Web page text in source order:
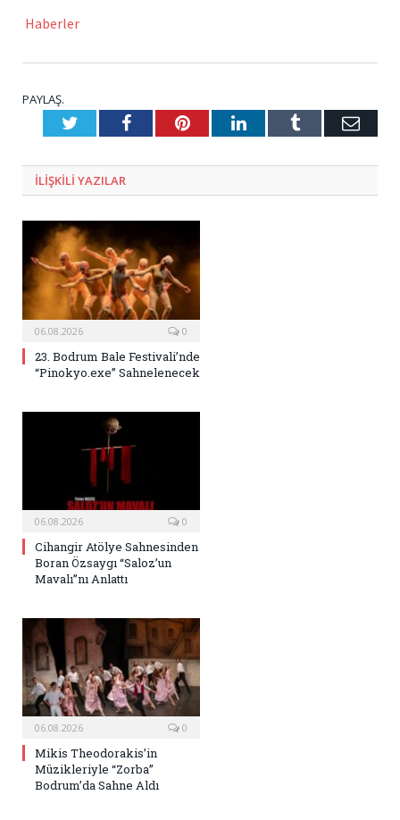
Haberler
PAYLAŞ.
TwitterFacebookPinterestLinkedInTumblr E-
ILIŞKILI YAZILAR
06.08.2026 0
23. Bodrum Bale Festivali’nde
“Pinokyo.exe” Sahnelenecek
06.08.2026 0
Cihangir Atölye Sahnesinden
Boran Özsaygı “Saloz’un
Mavalı”nı Anlattı
06.08.2026 0
Mikis Theodorakis’in
Müzikleriyle “Zorba”
Bodrum’da Sahne Aldı